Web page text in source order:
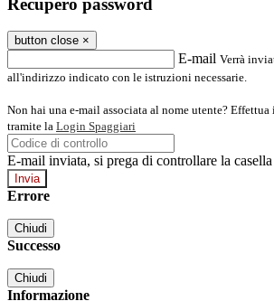
button close ×
E-mail Verrà
all'indirizzo indicato con le istruzioni necessarie.
Non hai una e-mail associata al nome utente? Effettua
tramite la Login Spaggiari
E-mail inviata, si prega di controllare la
Errore
Chiudi
Successo
Chiudi
Informazione